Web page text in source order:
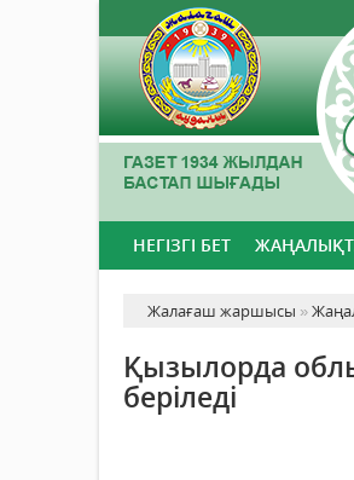
НЕГІЗГІ БЕТ
Жалағаш жаршысы »
Қызылорда
беріледі